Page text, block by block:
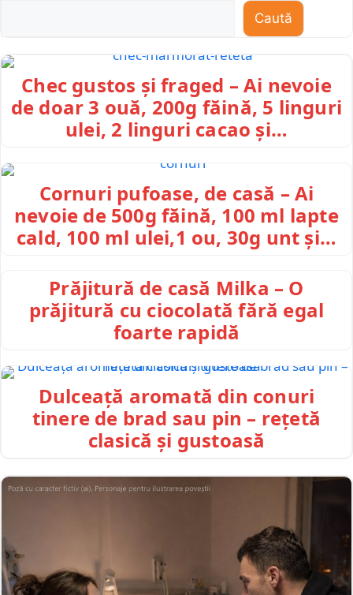
Caută
Chec gustos și fraged – Ai nevoie
de doar 3 ouă, 200g făină, 5 linguri
ulei, 2 linguri cacao și…
Cornuri pufoase, de casă – Ai
nevoie de 500g făină, 100 ml lapte
cald, 100 ml ulei,1 ou, 30g unt și…
Prăjitură de casă Milka – O
prăjitură cu ciocolată fără egal
foarte rapidă
Dulceață aromată din conuri
tinere de brad sau pin – rețetă
clasică și gustoasă